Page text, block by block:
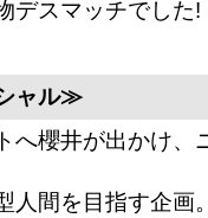
デスマッチでした!
ャル≫
へ櫻井が出かけ、
人間を目指す企画